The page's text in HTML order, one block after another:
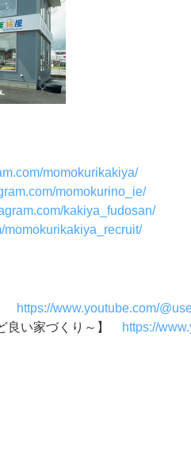
momokurikakiya/
momokurino_ie/
kakiya_fudosan/
momokurikakiya_recruit/
https://www.youtube.com/
良い家づくり～】
https://